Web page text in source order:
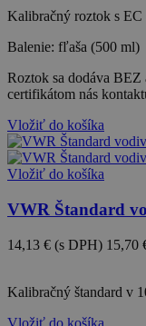
Kalibračný roztok s EC
Balenie: fľaša (500 ml)
Roztok sa dodáva
certifikátom nás
Vložiť do košíka
Vložiť do košíka
VWR Štandard
14,13 € (s DPH) 15,70
Kalibračný štandard v
Vložiť do košíka